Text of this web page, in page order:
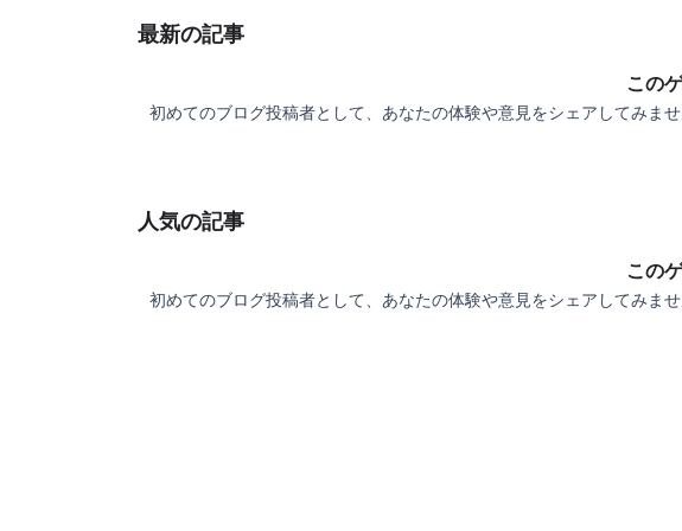
世界を行き来しながらゼルダを救うため冒険
小さくなると小さな魔物が見上げるほど大き
ばいけませんが子供にしか見えない小さな小
きます。
最新の記事
この
初めてのブログ投稿者として、あなたの体験や意見をシェアしてみま
人気の記事
この
初めてのブログ投稿者として、あなたの体験や意見をシェアしてみま